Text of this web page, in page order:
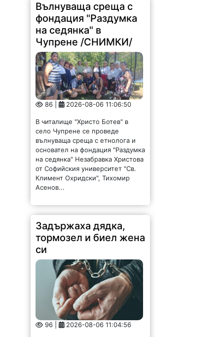
Вълнуваща среща с
фондация "Раздумка
на седянка" в
Чупрене /СНИМКИ/
86 | 2026-08-06 11:06:50
В читалище "Христо Ботев" в
село Чупрене се проведе
вълнуваща среща с етнолога и
основател на фондация "Раздумка
на седянка" Незабравка Христова
от Софийския университет "Св.
Климент Охридски", Тихомир
Асенов...
Задържаха дядка,
тормозел и биел жена
си
96 | 2026-08-06 11:04:56